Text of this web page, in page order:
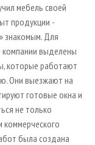
мебель своей
продукции -
знакомым. Для
компании выделены
которые работают
Они выезжают на
готовые окна и
не только
была создана